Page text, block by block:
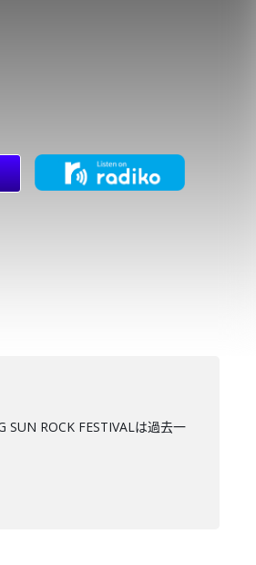
ROCK FESTIVALは過去一